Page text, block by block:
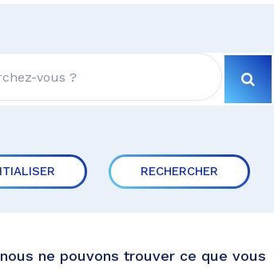
RECHERCHER
ne pouvons trouver ce que vous